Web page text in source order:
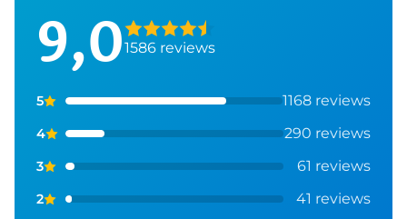
9,01586 reviews
5 1168 reviews
4 290 reviews
3 61 reviews
2 41 reviews